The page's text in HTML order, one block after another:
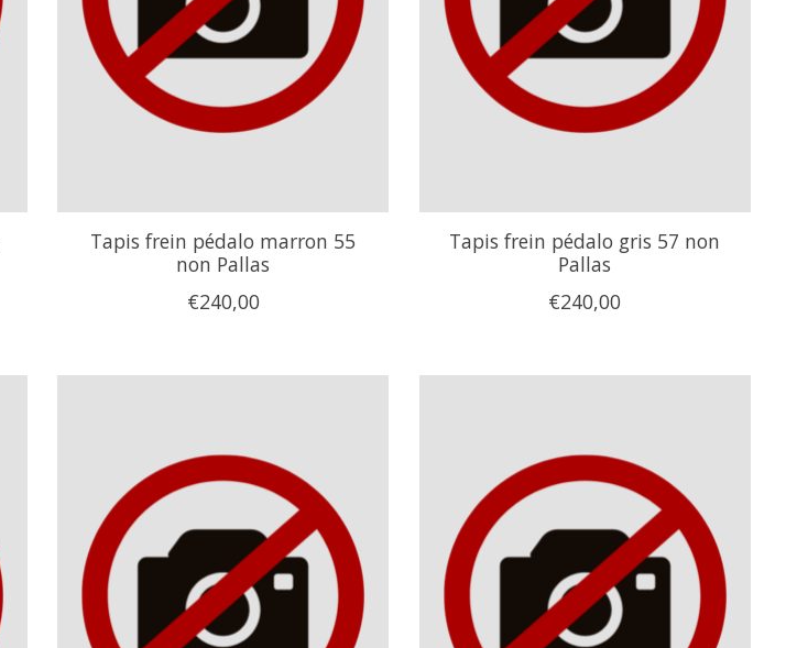
Tapis frein pédalo marron 55
non Pallas
€240,00
Tapis frein pédalo gris 57 non
Pallas
€240,00